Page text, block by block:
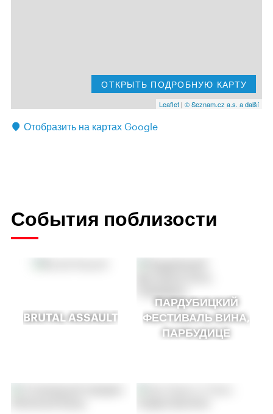
ОТКРЫТЬ ПОДРОБНУЮ КАРТУ
Leaflet | © Seznam.cz a.s. a další
Отобразить на картах Google
События поблизости
BRUTAL ASSAULT
ПАРДУБИЦКИЙ
ФЕСТИВАЛЬ ВИНА,
ПАРБУДИЦЕ